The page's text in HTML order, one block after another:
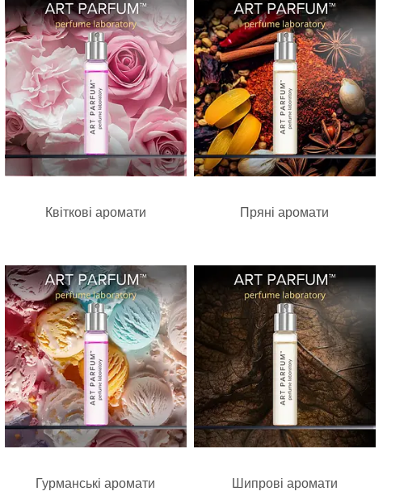
Квіткові аромати Пряні аромати
Гурманські аромати Шипрові аромати